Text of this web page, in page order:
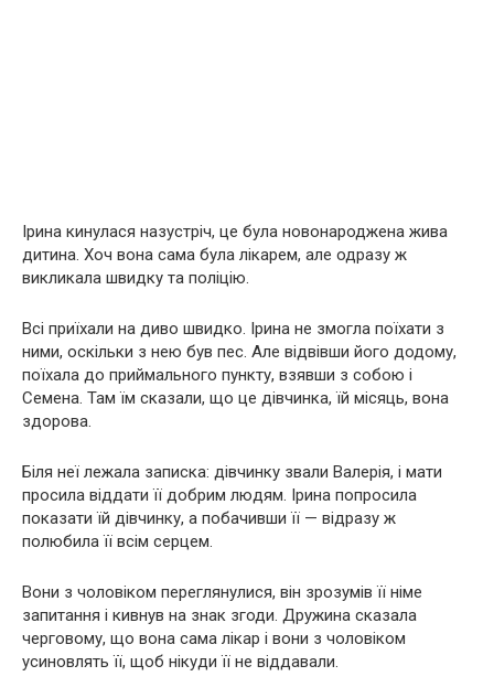
Ірина кинулася назустріч, це була новонароджена жива
дитина. Хоч вона сама була лікарем, але одразу ж
викликала швидку та поліцію.
Всі приїхали на диво швидко. Ірина не змогла поїхати з
ними, оскільки з нею був пес. Але відвівши його додому,
поїхала до приймального пункту, взявши з собою і
Семена. Там їм сказали, що це дівчинка, їй місяць, вона
здорова.
Біля неї лежала записка: дівчинку звали Валерія, і мати
просила віддати її добрим людям. Ірина попросила
показати їй дівчинку, а побачивши її — відразу ж
полюбила її всім серцем.
Вони з чоловіком переглянулися, він зрозумів її німе
запитання і кивнув на знак згоди. Дружина сказала
черговому, що вона сама лікар і вони з чоловіком
усиновлять її, щоб нікуди її не віддавали.